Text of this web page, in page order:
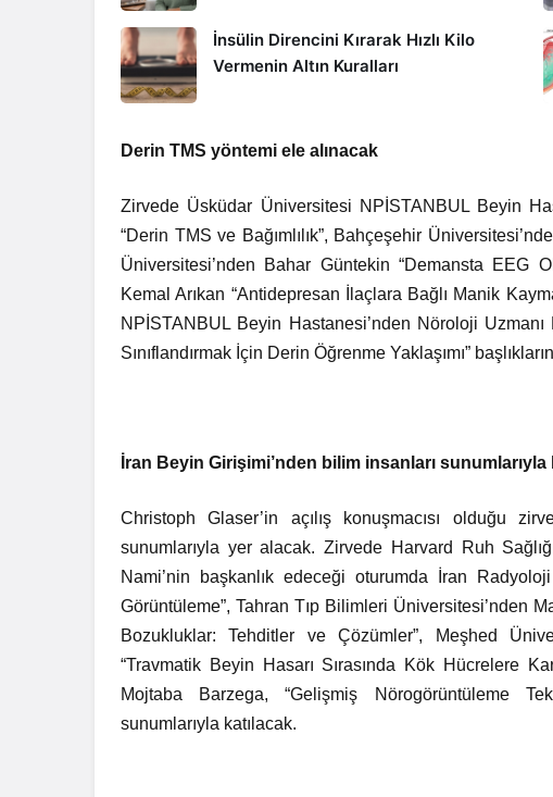
İnsülin Direncini Kırarak Hızlı Kilo
Vermenin Altın Kuralları
Derin TMS yöntemi ele alınacak
Zirvede Üsküdar Üniversitesi NPİSTANBUL Beyin
“Derin TMS ve Bağımlılık”, Bahçeşehir
Üniversitesi’nden Bahar Güntekin “Demansta EEG
Kemal Arıkan “Antidepresan İlaçlara Bağlı Manik
NPİSTANBUL Beyin Hastanesi’nden Nöroloji
Sınıflandırmak İçin Derin Öğrenme Yaklaşımı”
İran Beyin Girişimi’nden bilim insanları sunumlarıyla
Christoph Glaser’in açılış konuşmacısı olduğu
sunumlarıyla yer alacak. Zirvede Harvard Ruh
Nami’nin başkanlık edeceği oturumda İran
Görüntüleme”, Tahran Tıp Bilimleri Üniversitesi’nden
Bozukluklar: Tehditler ve Çözümler”, Meşhed
“Travmatik Beyin Hasarı Sırasında Kök Hücrelere
Mojtaba Barzega, “Gelişmiş Nörogörüntüleme
sunumlarıyla katılacak.